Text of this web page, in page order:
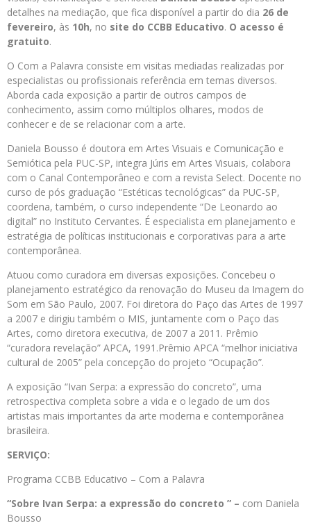
detalhes na mediação, que fica disponível a partir do dia 26 de
fevereiro, às 10h, no site do CCBB Educativo. O acesso é
gratuito.
O Com a Palavra consiste em visitas mediadas realizadas por
especialistas ou profissionais referência em temas diversos.
Aborda cada exposição a partir de outros campos de
conhecimento, assim como múltiplos olhares, modos de
conhecer e de se relacionar com a arte.
Daniela Bousso é doutora em Artes Visuais e Comunicação e
Semiótica pela PUC-SP, integra Júris em Artes Visuais, colabora
com o Canal Contemporâneo e com a revista Select. Docente no
curso de pós graduação “Estéticas tecnológicas” da PUC-SP,
coordena, também, o curso independente “De Leonardo ao
digital” no Instituto Cervantes. É especialista em planejamento e
estratégia de políticas institucionais e corporativas para a arte
contemporânea.
Atuou como curadora em diversas exposições. Concebeu o
planejamento estratégico da renovação do Museu da Imagem do
Som em São Paulo, 2007. Foi diretora do Paço das Artes de 1997
a 2007 e dirigiu também o MIS, juntamente com o Paço das
Artes, como diretora executiva, de 2007 a 2011. Prêmio
“curadora revelação” APCA, 1991.Prêmio APCA “melhor iniciativa
cultural de 2005” pela concepção do projeto “Ocupação”.
A exposição “Ivan Serpa: a expressão do concreto”, uma
retrospectiva completa sobre a vida e o legado de um dos
artistas mais importantes da arte moderna e contemporânea
brasileira.
SERVIÇO:
Programa CCBB Educativo – Com a Palavra
“Sobre Ivan Serpa: a expressão do concreto ” – com Daniela
Bousso